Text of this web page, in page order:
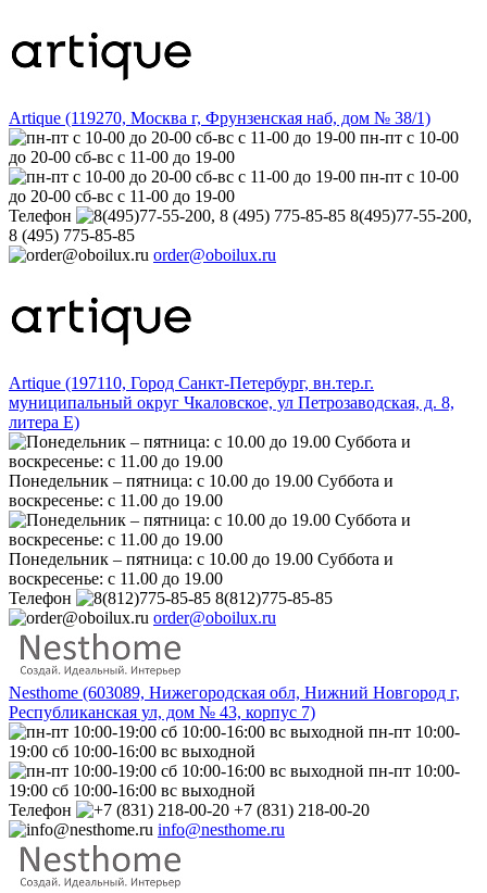
Artique (119270, Москва г, Фрунзенская наб, дом № 38/1)
пн-пт с 10-00
до 20-00 сб-вс с 11-00 до 19-00
пн-пт с 10-00
до 20-00 сб-вс с 11-00 до 19-00
Телефон
8(495)77-55-200,
8 (495) 775-85-85
order@oboilux.ru
Artique (197110, Город Санкт-Петербург, вн.тер.г.
муниципальный округ Чкаловское, ул Петрозаводская, д. 8,
литера Е)
Понедельник – пятница: с 10.00 до 19.00 Суббота и
воскресенье: с 11.00 до 19.00
Понедельник – пятница: с 10.00 до 19.00 Суббота и
воскресенье: с 11.00 до 19.00
Телефон
8(812)775-85-85
order@oboilux.ru
Nesthome (603089, Нижегородская обл, Нижний Новгород г,
Республиканская ул, дом № 43, корпус 7)
пн-пт 10:00-
19:00 сб 10:00-16:00 вс выходной
пн-пт 10:00-
19:00 сб 10:00-16:00 вс выходной
Телефон
+7 (831) 218-00-20
info@nesthome.ru